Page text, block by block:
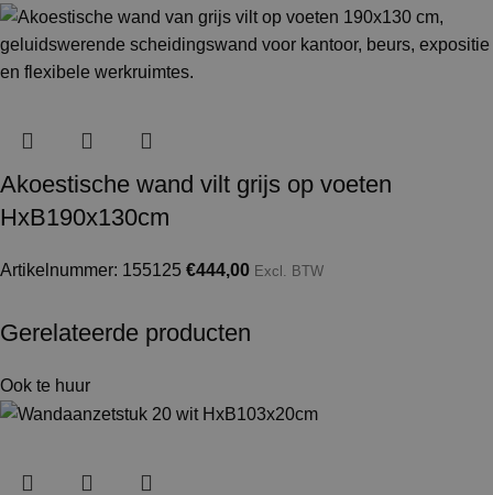
Akoestische wand vilt grijs op voeten
HxB190x130cm
Artikelnummer: 155125 €444,00 Excl. BTW
Gerelateerde producten
Ook te huur